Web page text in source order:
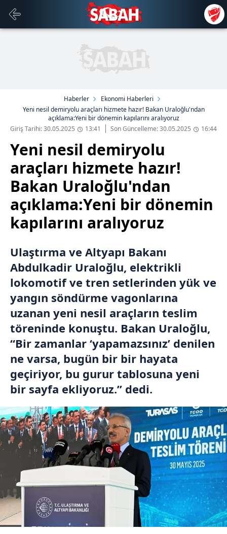
Haberler
Ekonomi Haberleri
Yeni nesil demiryolu araçları hizmete hazır! Bakan Uraloğlu'ndan
açıklama:Yeni bir dönemin kapılarını aralıyoruz
Giriş Tarihi: 30.05.2025
13:41 Son Güncelleme: 30.05.2025 16:44
Yeni nesil demiryolu
araçları hizmete hazır!
Bakan Uraloğlu'ndan
açıklama:Yeni bir dönemin
kapılarını aralıyoruz
Ulaştırma ve Altyapı Bakanı
Abdulkadir Uraloğlu, elektrikli
lokomotif ve tren setlerinden yük ve
yangın söndürme vagonlarına
uzanan yeni nesil araçların teslim
töreninde konuştu. Bakan Uraloğlu,
“Bir zamanlar ‘yapamazsınız’ denilen
ne varsa, bugün bir bir hayata
geçiriyor, bu gurur tablosuna yeni
bir sayfa ekliyoruz.” dedi.